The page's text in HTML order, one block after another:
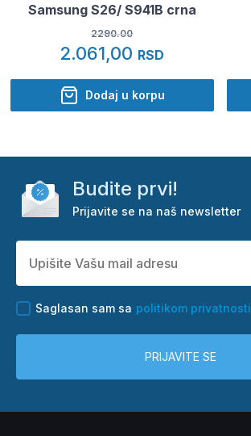
Samsung S26/ S941B crna
2290.00
2.061,00 RSD
Dodaj u korpu
Budite prvi!
Prijavite se na naš newsletter
Saglasan sam sa politikom privatnosti
PRIJAVITE SE